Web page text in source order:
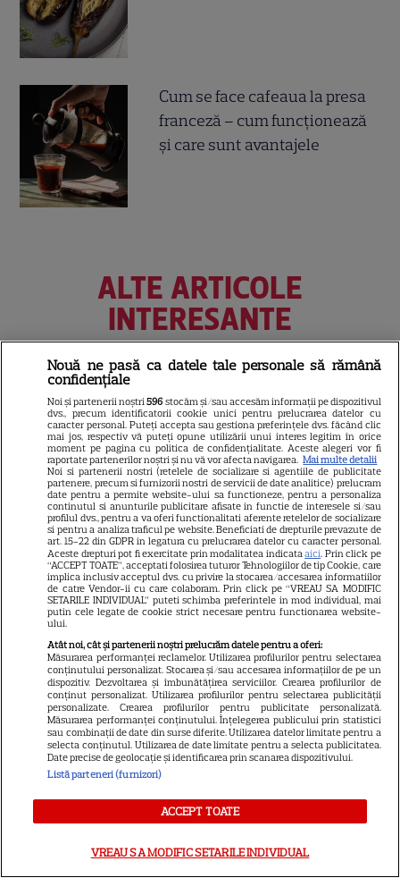
Cum se face cafeaua la presa
franceză – cum funcționează
și care sunt avantajele
ALTE ARTICOLE
INTERESANTE
5
CINEMA
Eli Roth revine cu „Omul cu
înghețata mortală”. Filmul
horror în care copiii devin
criminali după ce mănâncă
înghețată
11
VEDETE STRĂINE
„Povestea peștelui posac”,
aventura animată inspirată
York Times, ajunge în
cinematografe pe 7 august
NETFLIX
Noutăți Netflix în august 2026:
Robert De Niro, „Nosferatu” și
Banks” și „Un veac de
Nouă ne pasă ca datele tale personale să rămână
confidențiale
Noi și partenerii noștri596 stocăm și/sau accesăm informații pe dispozitivul
dvs., precum identificatorii cookie unici pentru prelucrarea datelor cu
caracter personal. Puteți accepta sau gestiona preferințele dvs. făcând clic
mai jos, respectiv vă puteți opune utilizării unui interes legitim în orice
moment pe pagina cu politica de confidențialitate. Aceste alegeri vor fi
raportate partenerilor noștri și nu vă vor afecta navigarea. Mai multe detalii
Noi si partenerii nostri (retelele de socializare si agentiile de publicitate
partenere, precum si furnizorii nostri de servicii de date analitice) prelucram
date pentru a permite website-ului sa functioneze, pentru a personaliza
continutul si anunturile publicitare afisate in functie de interesele si/sau
profilul dvs., pentru a va oferi functionalitati aferente retelelor de socializare
si pentru a analiza traficul pe website. Beneficiati de drepturile prevazute de
art. 15-22 din GDPR in legatura cu prelucrarea datelor cu caracter personal.
Aceste drepturi pot fi exercitate prin modalitatea indicataaici. Prin click pe
“ACCEPT TOATE”, acceptati folosirea tuturor Tehnologiilor de tip Cookie, care
implica inclusiv acceptul dvs. cu privire la stocarea/accesarea informatiilor
de catre Vendor-ii cu care colaboram. Prin click pe “VREAU SA MODIFIC
SETARILE INDIVIDUAL” puteti schimba preferintele in mod individual, mai
putin cele legate de cookie strict necesare pentru functionarea website-
ului.
Atât noi, cât și partenerii noștri prelucrăm datele pentru a oferi:
Măsurarea performanței reclamelor. Utilizarea profilurilor pentru selectarea
conținutului personalizat. Stocarea și/sau accesarea informațiilor de pe un
dispozitiv. Dezvoltarea și îmbunătățirea serviciilor. Crearea profilurilor de
conținut personalizat. Utilizarea profilurilor pentru selectarea publicității
personalizate. Crearea profilurilor pentru publicitate personalizată.
Măsurarea performanței conținutului. Înțelegerea publicului prin statistici
sau combinații de date din surse diferite. Utilizarea datelor limitate pentru a
selecta conținutul. Utilizarea de date limitate pentru a selecta publicitatea.
Date precise de geolocație și identificarea prin scanarea dispozitivului.
Listă parteneri (furnizori)
ACCEPT TOATE
VREAU SA MODIFIC SETARILE INDIVIDUAL